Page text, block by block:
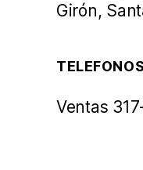
Girón,
Ventas